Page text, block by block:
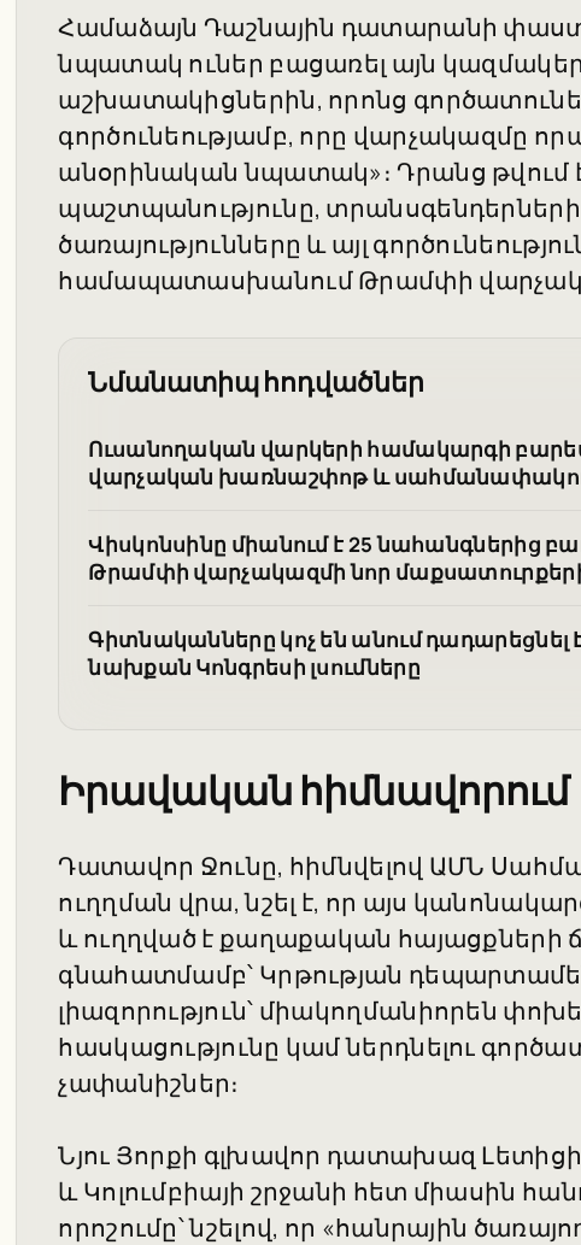
Համաձայն Դաշնային դատարանի
նպատակ ուներ բացառել այն
աշխատակիցներին, որոնց
գործունեությամբ, որը վարչակազմը
անօրինական նպատակ»։ Դրանց թվում
պաշտպանությունը,
ծառայությունները և այլ
համապատասխանում Թրամփի
Նմանատիպ հոդվածներ
Ուսանողական վարկերի համակարգի
վարչական խառնաշփոթ և
Վիսկոնսինը միանում է 25 նահանգներից
Թրամփի վարչակազմի նոր
Գիտնականները կոչ են անում դադարեցնել
նախքան Կոնգրեսի լսումները
Իրավական հիմնավորում
Դատավոր Ջունը, հիմնվելով ԱՄՆ
ուղղման վրա, նշել է, որ այս
և ուղղված է քաղաքական հայացքների
գնահատմամբ՝ Կրթության
լիազորություն՝ միակողմանիորեն
հասկացությունը կամ ներդնելու
չափանիշներ։
Նյու Յորքի գլխավոր դատախազ
և Կոլումբիայի շրջանի հետ միասին
որոշումը՝ նշելով, որ «հանրային